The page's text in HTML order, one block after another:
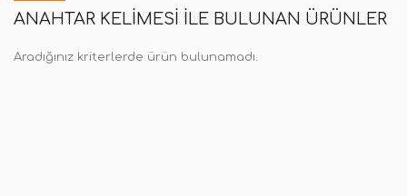
ANAHTAR KELIMESI ILE BULUNAN ÜRÜNLER
Aradığınız kriterlerde ürün bulunamadı.